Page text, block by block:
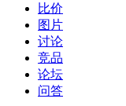
比价
图片
讨论
竞品
论坛
问答